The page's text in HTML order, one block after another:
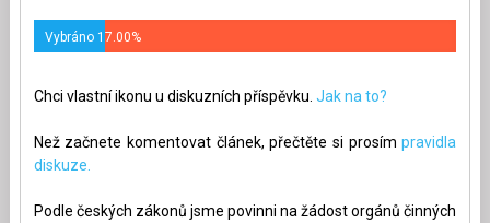
Vybráno 17.00%
Chci vlastní ikonu u diskuzních příspěvku. Jak na to?
Než začnete komentovat článek, přečtěte si prosímpravidla
diskuze.
Podle českých zákonů jsme povinni na žádost orgánů činných